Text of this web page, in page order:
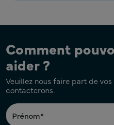
Comment
aider ?
Veuillez nous faire part de
contacterons.